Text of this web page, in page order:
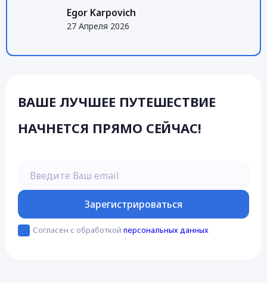
Egor Karpovich
27 Апреля 2026
ВАШЕ ЛУЧШЕЕ ПУТЕШЕСТВИЕ
НАЧНЕТСЯ ПРЯМО СЕЙЧАС!
Зарегистрироваться
Согласен с обработкой персональных данных